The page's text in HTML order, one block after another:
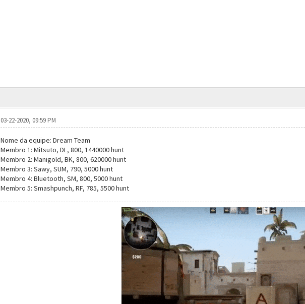
03-22-2020, 09:59 PM
Nome da equipe: Dream Team
Membro 1: Mitsuto, DL, 800, 1440000 hunt
Membro 2: Manigold, BK, 800, 620000 hunt
Membro 3: Sawy, SUM, 790, 5000 hunt
Membro 4: Bluetooth, SM, 800, 5000 hunt
Membro 5: Smashpunch, RF, 785, 5500 hunt